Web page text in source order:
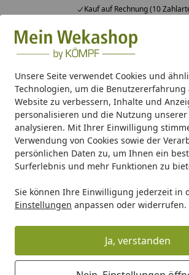
Unsere Seite verwendet Cookies und
Technologien, um die
Website zu verbessern, Inhalte und
personalisieren und die Nutzung unserer
analysieren. Mit Ihrer Einwilligung
Verwendung von Cookies sowie der
persönlichen Daten zu, um Ihnen ein
Surferlebnis und mehr Funktionen zu
Sie können Ihre Einwilligung jederzeit in
Einstellungen anpassen oder widerrufen.
Ja, verstanden
Kauf auf Rechnung (10
Alle Produkte
Mein Konto
Suchen
Startseite
Kunststoff Dachrinnenset 402Bx für
Kunststoff
Weka
und Carports